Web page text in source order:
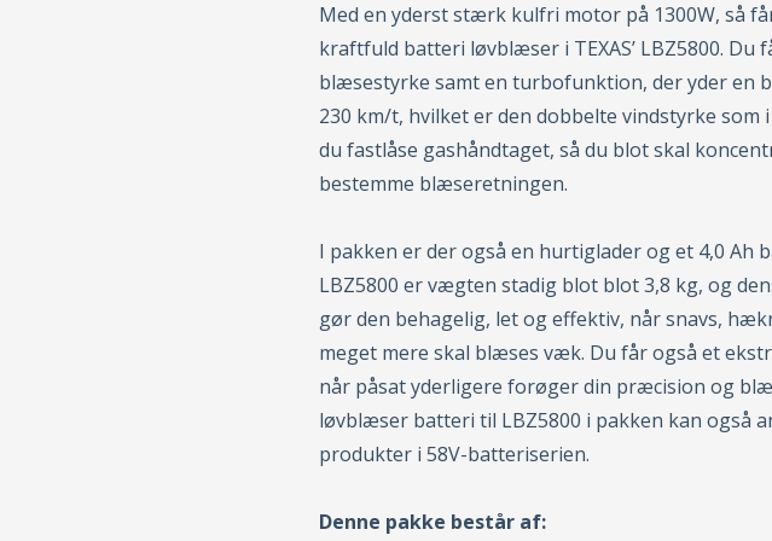
Med en yderst stærk kulfri motor på 1300W, så
kraftfuld batteri løvblæser i TEXAS’ LBZ5800. Du
blæsestyrke samt en turbofunktion, der yder en
230 km/t, hvilket er den dobbelte vindstyrke som
du fastlåse gashåndtaget, så du blot skal
bestemme blæseretningen.
I pakken er der også en hurtiglader og et 4,0 Ah
LBZ5800 er vægten stadig blot blot 3,8 kg, og
gør den behagelig, let og effektiv, når snavs,
meget mere skal blæses væk. Du får også et
når påsat yderligere forøger din præcision og
løvblæser batteri til LBZ5800 i pakken kan også
produkter i 58V-batteriserien.
Denne pakke består af: